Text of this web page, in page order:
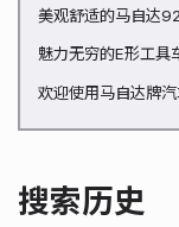
美观舒适的马自达
魅力无穷的E形工具
欢迎使用马自达牌
搜索历史